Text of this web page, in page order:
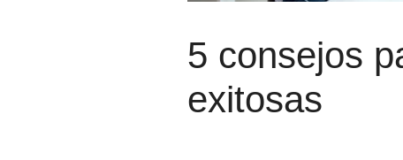
5 consejos
exitosas